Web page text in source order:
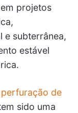
projetos
e subterrânea,
estável
perfuração de
sido uma